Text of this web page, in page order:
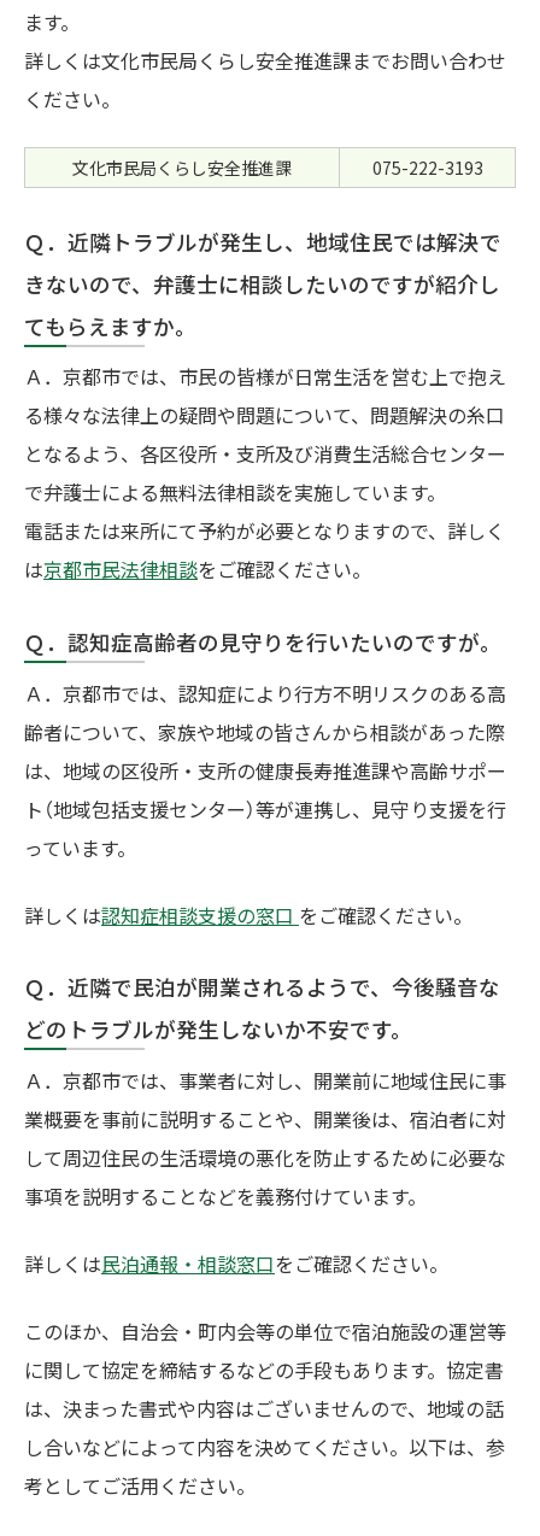
ます。
詳しくは文化市民局くらし安全推進課までお問い合わせ
ください。
文化市民局くらし安全推進課 075-222-3193
Ｑ．近隣トラブルが発生し、地域住民では解決で
きないので、弁護士に相談したいのですが紹介し
てもらえますか。
Ａ．京都市では、市民の皆様が日常生活を営む上で抱え
る様々な法律上の疑問や問題について、問題解決の糸口
となるよう、各区役所・支所及び消費生活総合センター
で弁護士による無料法律相談を実施しています。
電話または来所にて予約が必要となりますので、詳しく
は京都市民法律相談をご確認ください。
Ｑ．認知症高齢者の見守りを行いたいのですが。
Ａ．京都市では、認知症により行方不明リスクのある高
齢者について、家族や地域の皆さんから相談があった際
は、地域の区役所・支所の健康長寿推進課や高齢サポー
ト（地域包括支援センター）等が連携し、見守り支援を行
っています。
詳しくは認知症相談支援の窓口 をご確認ください。
Ｑ．近隣で民泊が開業されるようで、今後騒音な
どのトラブルが発生しないか不安です。
Ａ．京都市では、事業者に対し、開業前に地域住民に事
業概要を事前に説明することや、開業後は、宿泊者に対
して周辺住民の生活環境の悪化を防止するために必要な
事項を説明することなどを義務付けています。
詳しくは民泊通報・相談窓口をご確認ください。
このほか、自治会・町内会等の単位で宿泊施設の運営等
に関して協定を締結するなどの手段もあります。協定書
は、決まった書式や内容はございませんので、地域の話
し合いなどによって内容を決めてください。以下は、参
考としてご活用ください。